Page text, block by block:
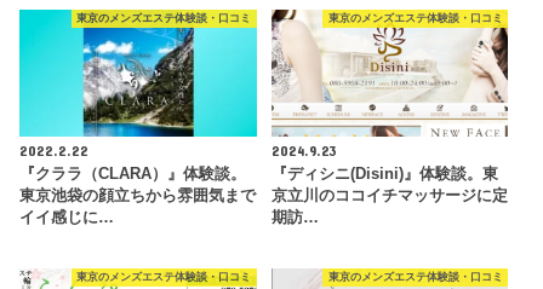
東京のメンズエステ体験談・口コミ
2022.2.22
『クララ（CLARA）』体験談。
東京池袋の顔立ちから雰囲気まで
イイ感じに…
東京のメンズエステ体験談・口コミ
2024.9.23
『ディシニ(Disini)』体験談。東
京立川のココイチマッサージに定
期訪…
東京のメンズエステ体験談・口コミ 東京のメンズエステ体験談・口コミ